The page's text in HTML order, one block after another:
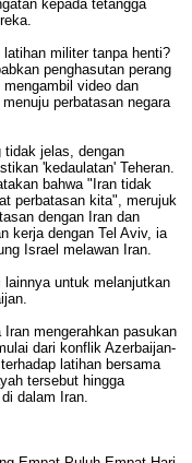
kepada tetangga
militer tanpa henti?
penghasutan perang
video dan
perbatasan negara
tidak jelas, dengan
'kedaulatan' Teheran.
bahwa "Iran tidak
perbatasan kita", merujuk
dengan Iran dan
kerja dengan Tel Aviv, ia
Israel melawan Iran.
untuk melanjutkan
mengerahkan pasukan
dari konflik Azerbaijan-
latihan bersama
tersebut hingga
dalam Iran.